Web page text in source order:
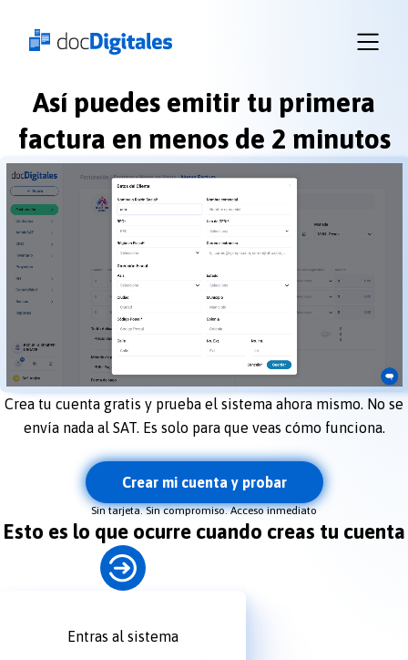
Recursos
Iniciar
sesión
docDigitales
en
Línea
docDigitales
PYMES
Así puedes emitir tu primera
factura en menos de 2 minutos
Crea tu cuenta gratis y prueba el sistema ahora mismo. No se
envía nada al SAT. Es solo para que veas cómo funciona.
Crear mi cuenta y probar
Sin tarjeta. Sin compromiso. Acceso inmediato
Esto es lo que ocurre cuando creas tu cuenta
Entras al sistema